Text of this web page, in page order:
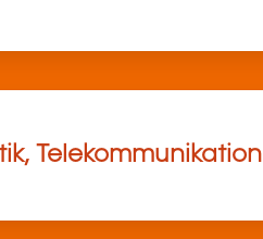
Telekommunikation